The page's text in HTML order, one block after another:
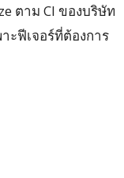
ตาม CI ของบริษัท
ะฟีเจอร์ที่ต้องการ